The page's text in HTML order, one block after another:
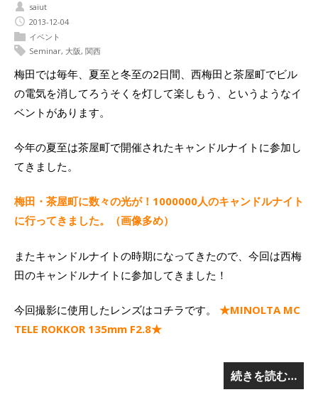
saiut
2013-12-04
イベント
Seminar, 大阪, 関西
梅田では毎年、夏至と冬至の2日間、西梅田と茶屋町でビル
の電気を消してろうそくを灯して楽しもう、というようなイ
ベントがあります。
今年の夏至は茶屋町で開催されたキャンドルナイトに参加し
てきました。
梅田・茶屋町に数々の光が！1000000人のキャンドルナイト
に行ってきました。（画像多め）
またキャンドルナイトの時期になってきたので、今回は西梅
田のキャンドルナイトに参加してきました！
今回撮影に使用したレンズはコチラです。 ★MINOLTA MC
TELE ROKKOR 135mm F2.8★
続きを読む…